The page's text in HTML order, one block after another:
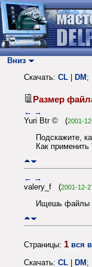
Вниз
Скачать: CL DM ;
Размер
← →
Yuri Btr © (2001-
Подскажите,
Как
← →
valery_f (2001-12-
Ищешь файлы
Страницы: 1 вся
Скачать: CL DM ;